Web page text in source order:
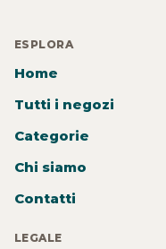
ESPLORA
Home
Tutti i negozi
Categorie
Chi siamo
Contatti
LEGALE